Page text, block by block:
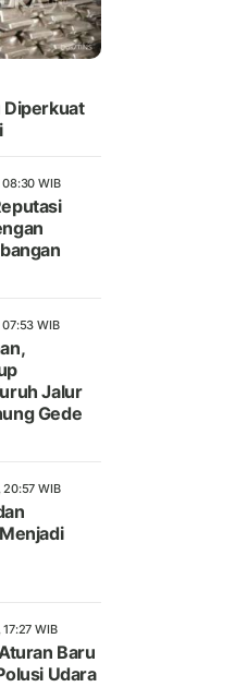
Diperkuat
WIB
WIB
Jalur
Gede
WIB
WIB
Baru
Udara